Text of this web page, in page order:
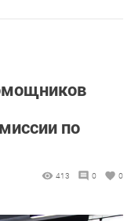
по
413 0 0